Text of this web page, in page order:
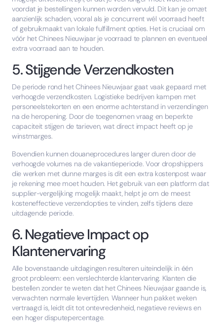
voordat je bestellingen kunnen worden vervuld. Dit kan je omzet
aanzienlijk schaden, vooral als je concurrent wél voorraad heeft
of gebruikmaakt van lokale fulfillment opties. Het is cruciaal om
vóór het Chinees Nieuwjaar je voorraad te plannen en eventueel
extra voorraad aan te houden.
5. Stijgende Verzendkosten
De periode rond het Chinees Nieuwjaar gaat vaak gepaard met
verhoogde verzendkosten. Logistieke bedrijven kampen met
personeelstekorten en een enorme achterstand in verzendingen
na de heropening. Door de toegenomen vraag en beperkte
capaciteit stijgen de tarieven, wat direct impact heeft op je
winstmarges.
Bovendien kunnen douaneprocedures langer duren door de
verhoogde volumes na de vakantieperiode. Voor dropshippers
die werken met dunne marges is dit een extra kostenpost waar
je rekening mee moet houden. Het gebruik van een platform dat
supplier-vergelijking mogelijk maakt, helpt je om de meest
kosteneffectieve verzendopties te vinden, zelfs tijdens deze
uitdagende periode.
6. Negatieve Impact op
Klantenervaring
Alle bovenstaande uitdagingen resulteren uiteindelijk in één
groot probleem: een verslechterde klantervaring. Klanten die
bestellen zonder te weten dat het Chinees Nieuwjaar gaande is,
verwachten normale levertijden. Wanneer hun pakket weken
vertraagd is, leidt dit tot ontevredenheid, negatieve reviews en
een hoger disputepercentage.